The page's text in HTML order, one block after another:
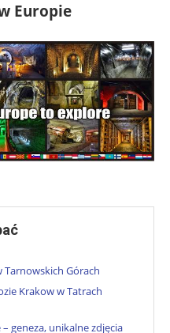
Europie
Górach
Krakow w Tatrach
geneza, unikalne zdjęcia